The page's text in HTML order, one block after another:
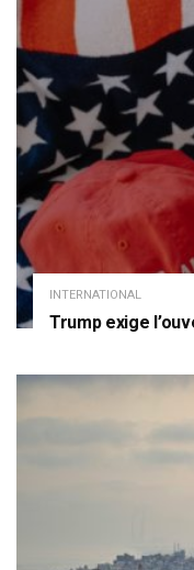
INTERNATIONAL
Trump exige